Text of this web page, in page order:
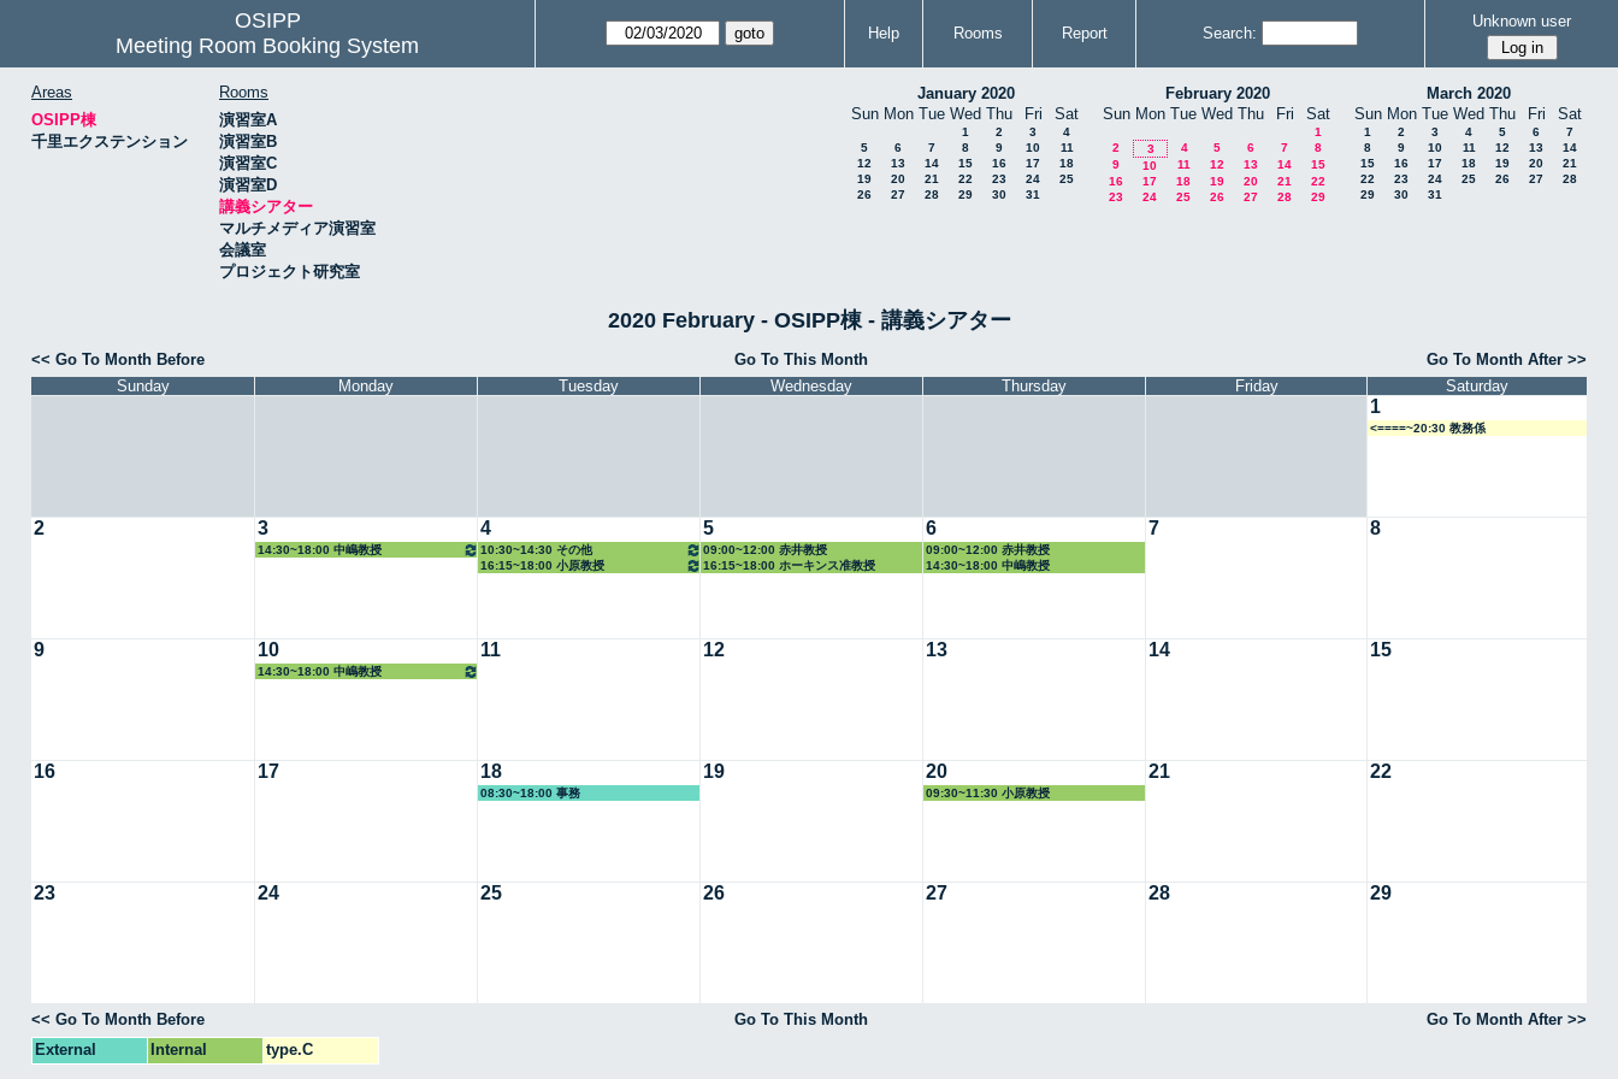
OSIPP
Meeting Room Booking System
Help Rooms Report Search:
Unknown user
Areas
OSIPP棟
千里エクステンション
Rooms
演習室A
演習室B
演習室C
演習室D
講義シアター
マルチメディア演習室
会議室
プロジェクト研究室
January 2020
Sun Mon Tue Wed Thu Fri Sat
1 2 3
4
5
6 7 8 9 10
11
12
13 14 15 16 17
18
19
20 21 22 23 24
25
26
27 28 29 30 31
February 2020
Sun Mon Tue Wed Thu Fri Sat
1
2
3 4 5 6 7
8
9
10 11 12 13 14
15
16
17 18 19 20 21
22
23
24 25 26 27 28 29
March 2020
Sun Mon Tue Wed Thu Fri Sat
1 2 3 4 5 6
7
8
9 10 11 12 13
14
15
16 17 18 19 20
21
22
23 24 25 26 27
28
29
30 31
2020 February - OSIPP棟 - 講義シアター
<< Go To Month Before Go To This Month
Go To Month After >>
Sunday
Monday Tuesday Wednesday Thursday Friday Saturday
1
<====~20:30 教務係
2 3
14:30~18:00 中嶋教授
4
10:30~14:30 その他
16:15~18:00 小原教授
5
09:00~12:00 赤井教授
16:15~18:00 ホーキンス准教授
6
09:00~12:00 赤井教授
14:30~18:00 中嶋教授
7 8
9 10
14:30~18:00 中嶋教授
11 12 13 14 15
16 17 18
08:30~18:00 事務
19 20
09:30~11:30 小原教授
21 22
23 24 25 26 27 28 29
<< Go To Month Before Go To This Month
Go To Month After >>
External
Internal type.C